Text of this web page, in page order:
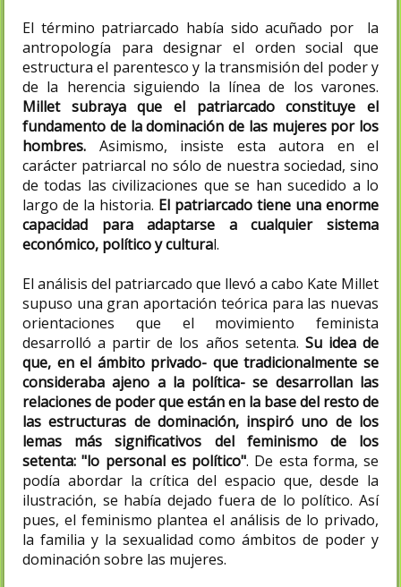
El término patriarcado había sido acuñado por la
antropología para designar el orden social que
estructura el parentesco y la transmisión del poder y
de la herencia siguiendo la línea de los varones.
Millet subraya que el patriarcado constituye el
fundamento de la dominación de las mujeres por los
hombres. Asimismo, insiste esta autora en el
carácter patriarcal no sólo de nuestra sociedad, sino
de todas las civilizaciones que se han sucedido a lo
largo de la historia. El patriarcado tiene una enorme
capacidad para adaptarse a cualquier sistema
económico, político y cultural.
El análisis del patriarcado que llevó a cabo Kate Millet
supuso una gran aportación teórica para las nuevas
orientaciones que el movimiento feminista
desarrolló a partir de los años setenta. Su idea de
que, en el ámbito privado- que tradicionalmente se
consideraba ajeno a la política- se desarrollan las
relaciones de poder que están en la base del resto de
las estructuras de dominación, inspiró uno de los
lemas más significativos del feminismo de los
setenta: "lo personal es político". De esta forma, se
podía abordar la crítica del espacio que, desde la
ilustración, se había dejado fuera de lo político. Así
pues, el feminismo plantea el análisis de lo privado,
la familia y la sexualidad como ámbitos de poder y
dominación sobre las mujeres.